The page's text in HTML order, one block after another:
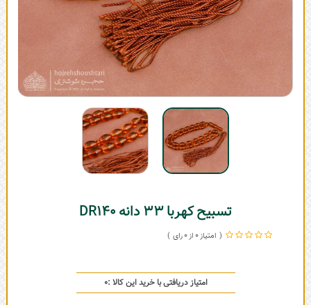
تسبیح کهربا 33 دانه DR140
0
0
امتیاز دریافتی با خرید این کالا :0